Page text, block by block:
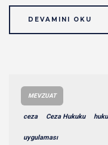
DEVAMINI OKU
MEVZUAT
ceza Ceza Hukuku
uygulaması